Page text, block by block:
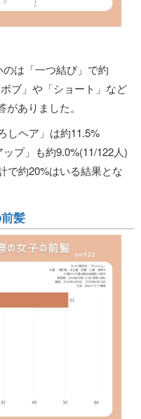
は「一つ結び」で約
ブ」や「ショート」など
ありました。
しヘア」は約11.5%
プ」も約9.0%(11/122人)
で約20%はいる結果とな
髪